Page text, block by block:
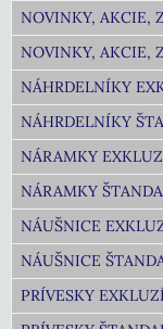
NOVINKY, AKCIE,
NOVINKY, AKCIE,
NÁHRDELNÍKY
NÁHRDELNÍKY
NÁRAMKY
NÁRAMKY
NÁUŠNICE
NÁUŠNICE
PRÍVESKY